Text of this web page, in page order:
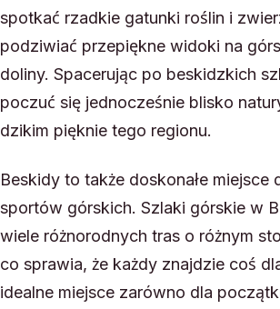
spotkać rzadkie gatunki roślin i
podziwiać przepiękne widoki na
doliny. Spacerując po beskidzkich
poczuć się jednocześnie blisko
dzikim pięknie tego regionu.
Beskidy to także doskonałe miejsce
sportów górskich. Szlaki górskie w
wiele różnorodnych tras o różnym
co sprawia, że każdy znajdzie coś
idealne miejsce zarówno dla